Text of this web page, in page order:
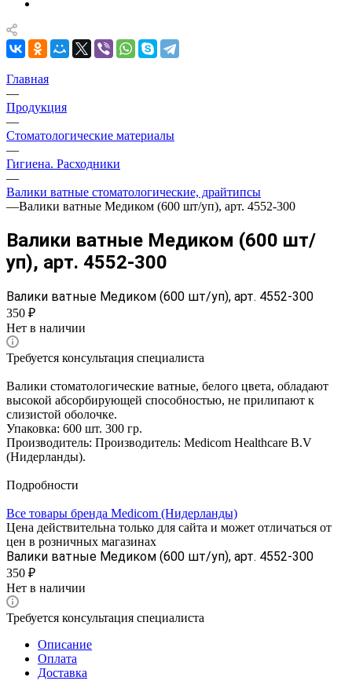
Главная
—
Продукция
—
Стоматологические материалы
—
Гигиена. Расходники
—
Валики ватные стоматологические, драйтипсы
—Валики ватные Медиком (600 шт/уп), арт. 4552-300
Валики ватные Медиком (600 шт/
уп), арт. 4552-300
Валики ватные Медиком (600 шт/уп), арт. 4552-300
350 ₽
Нет в наличии
Требуется консультация специалиста
Валики стоматологические ватные, белого цвета, обладают
высокой абсорбирующей способностью, не прилипают к
слизистой оболочке.
Упаковка: 600 шт. 300 гр.
Производитель: Производитель: Medicom Healthcare B.V
(Нидерланды).
Подробности
Все товары бренда Medicom (Нидерланды)
Цена действительна только для сайта и может отличаться от
цен в розничных магазинах
Валики ватные Медиком (600 шт/уп), арт. 4552-300
350 ₽
Нет в наличии
Требуется консультация специалиста
Описание
Оплата
Доставка